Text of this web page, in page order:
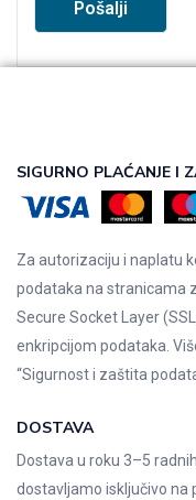
SIGURNO PLAĆANJE I
Za autorizaciju i naplatu
podataka na stranicama
Secure Socket Layer
enkripcijom podataka.
“Sigurnost i zaštita
DOSTAVA
Dostava u roku 3–5
dostavljamo isključivo na